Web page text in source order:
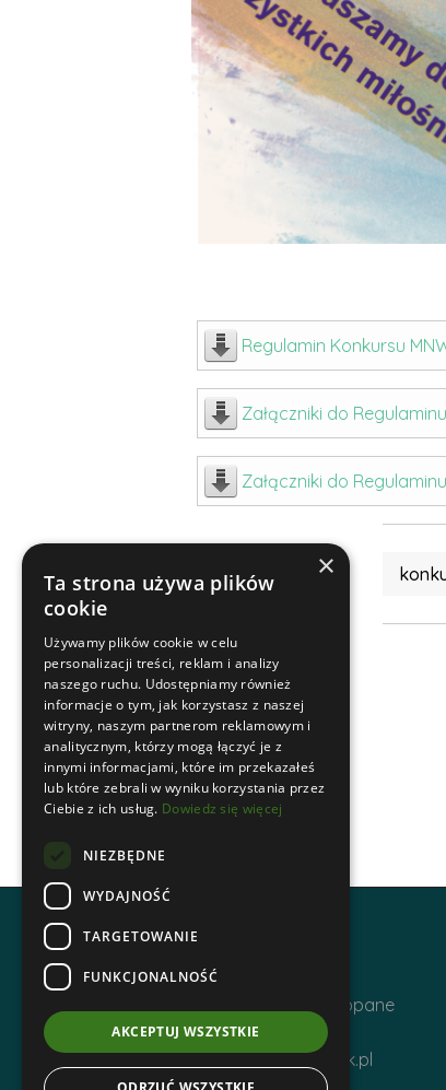
Regulamin Konkursu
Załączniki do
Załączniki do
Adres i kontakt
ul. Krupówki 12, 34-500 Zakopane
Telefon | +48 1820 630 12
Email | biuro@zakopanepttk.pl
×
Ta strona używa plików
cookie
Używamy plików cookie w celu
personalizacji treści, reklam i analizy
naszego ruchu. Udostępniamy również
informacje o tym, jak korzystasz z naszej
witryny, naszym partnerom reklamowym i
analitycznym, którzy mogą łączyć je z
innymi informacjami, które im przekazałeś
lub które zebrali w wyniku korzystania przez
Ciebie z ich usług. Dowiedz się więcej
NIEZBĘDNE
WYDAJNOŚĆ
TARGETOWANIE
FUNKCJONALNOŚĆ
AKCEPTUJ WSZYSTKIE